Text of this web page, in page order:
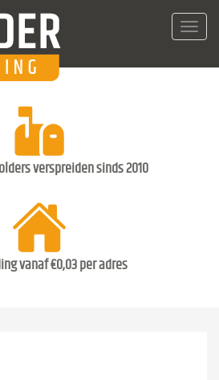
verspreiden sinds 2010
vanaf €0,03 per adres